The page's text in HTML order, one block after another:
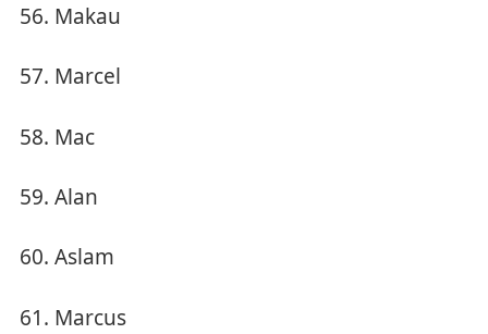
Makau
Marcel
Mac
Alan
Aslam
Marcus